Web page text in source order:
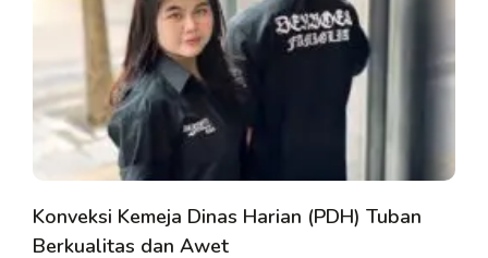
Konveksi Kemeja Dinas Harian (PDH) Tuban
Berkualitas dan Awet